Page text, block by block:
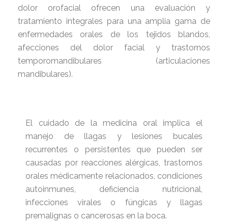
dolor orofacial ofrecen una evaluación y
tratamiento integrales para una amplia gama de
enfermedades orales de los tejidos blandos,
afecciones del dolor facial y trastornos
temporomandibulares (articulaciones
mandibulares).
El cuidado de la medicina oral implica el
manejo de llagas y lesiones bucales
recurrentes o persistentes que pueden ser
causadas por reacciones alérgicas, trastornos
orales médicamente relacionados, condiciones
autoinmunes, deficiencia nutricional,
infecciones virales o fúngicas y llagas
premalignas o cancerosas en la boca.